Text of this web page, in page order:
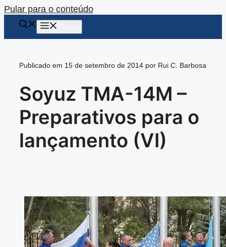
Pular para o conteúdo
Publicado em 15 de setembro de 2014 por Rui C. Barbosa
Soyuz TMA-14M –
Preparativos para o
lançamento (VI)